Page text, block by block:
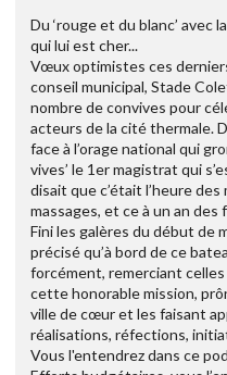
Du ‘rouge et du blanc’
qui lui est cher...
Vœux optimistes ces
conseil municipal, Stade
nombre de convives pour
acteurs de la cité thermale.
face à l’orage national qui
vives’ le 1er magistrat qui
disait que c’était l’heure
massages, et ce à un an
Fini les galères du début de
précisé qu’à bord de ce
forcément, remerciant
cette honorable mission,
ville de cœur et les faisant
réalisations, réfections,
Vous l'entendrez dans ce